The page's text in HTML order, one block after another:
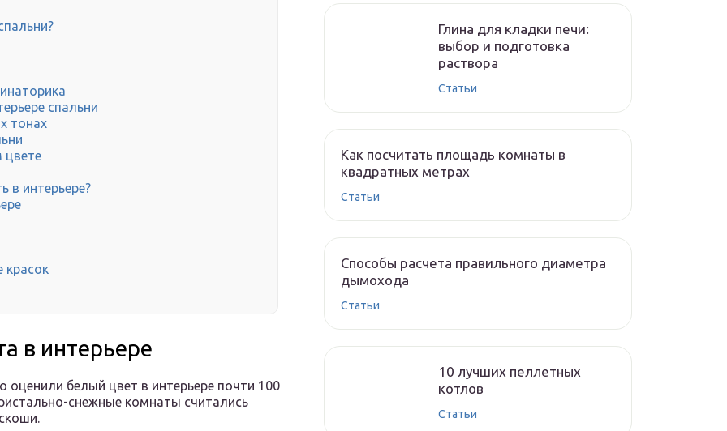
спальни
тонах
цвете
в интерьере?
красок
в интерьере
белый цвет в интерьере почти 100
снежные комнаты считались
Глина для кладки печи:
выбор и подготовка
раствора
Cтатьи
Как посчитать площадь комнаты в
квадратных метрах
Cтатьи
Способы расчета правильного диаметра
дымохода
Cтатьи
10 лучших пеллетных
котлов
Cтатьи